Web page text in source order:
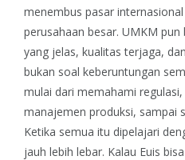
menembus pasar
perusahaan besar. UMKM
yang jelas, kualitas terjaga,
bukan soal keberuntungan
mulai dari memahami
manajemen produksi, sampai
Ketika semua itu dipelajari
jauh lebih lebar. Kalau Euis